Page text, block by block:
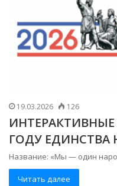
19.03.2026 126
ГОДУ ЕДИНСТВА
Название: «Мы — один
Читать далее